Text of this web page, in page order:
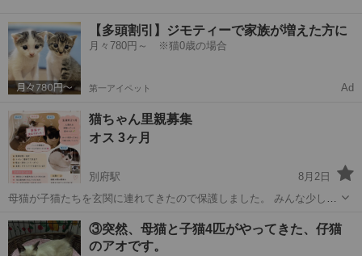
【多頭割引】ジモティーで家族が増えた方に
月々780円～ ※猫0歳の場合
第一アイペット Ad
猫ちゃん里親募集
オス 3ヶ月
別府駅
8月2日
母猫が子猫たちを玄関に連れてきたので保護しました。 みんな少しず
す。 母猫のみ避妊手術をしています。 見学したい方は玖珠町になりま
すので、メッセージお願い...
大分 別府市 別府駅 猫 複数
③突然、母猫と子猫4匹がやってきた、仔猫
のアオです。